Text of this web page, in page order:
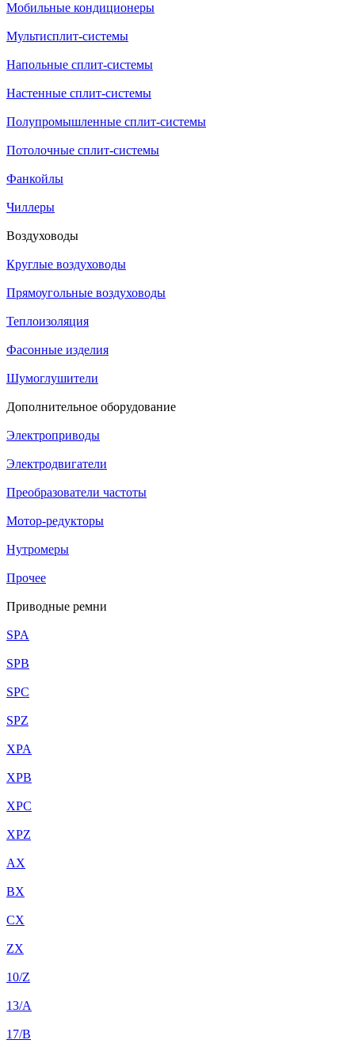
Мобильные кондиционеры
Мультисплит-системы
Напольные сплит-системы
Настенные сплит-системы
Полупромышленные сплит-системы
Потолочные сплит-системы
Фанкойлы
Чиллеры
Воздуховоды
Круглые воздуховоды
Прямоугольные воздуховоды
Теплоизоляция
Фасонные изделия
Шумоглушители
Дополнительное оборудование
Электроприводы
Электродвигатели
Преобразователи частоты
Мотор-редукторы
Нутромеры
Прочее
Приводные ремни
SPA
SPB
SPC
SPZ
XPA
XPB
XPC
XPZ
AX
BX
CX
ZX
10/Z
13/A
17/B